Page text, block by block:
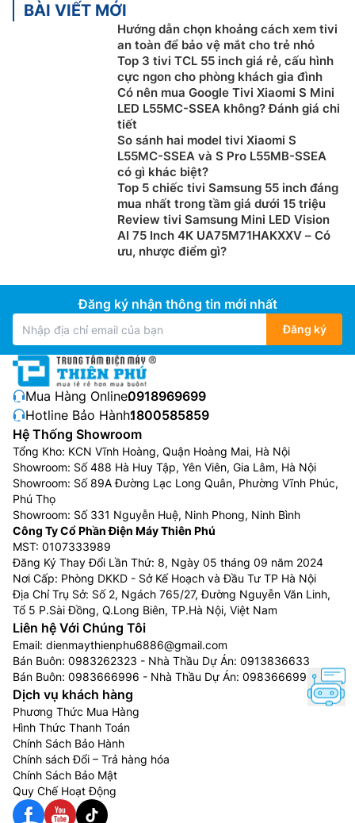
BÀI VIẾT MỚI
Hướng dẫn chọn khoảng cách xem tivi
an toàn để bảo vệ mắt cho trẻ nhỏ
Top 3 tivi TCL 55 inch giá rẻ, cấu hình
cực ngon cho phòng khách gia đình
Có nên mua Google Tivi Xiaomi S Mini
LED L55MC-SSEA không? Đánh giá chi
tiết
So sánh hai model tivi Xiaomi S
L55MC-SSEA và S Pro L55MB-SSEA
có gì khác biệt?
Top 5 chiếc tivi Samsung 55 inch đáng
mua nhất trong tầm giá dưới 15 triệu
Review tivi Samsung Mini LED Vision
AI 75 Inch 4K UA75M71HAKXXV – Có
ưu, nhược điểm gì?
Đăng ký nhận thông tin mới nhất
Đăng ký
Mua Hàng Online:0918969699
Hotline Bảo Hành:1800585859
Hệ Thống Showroom
Tổng Kho: KCN Vĩnh Hoàng, Quận Hoàng Mai, Hà Nội
Showroom: Số 488 Hà Huy Tập, Yên Viên, Gia Lâm, Hà Nội
Showroom: Số 89A Đường Lạc Long Quân, Phường Vĩnh Phúc,
Phú Thọ
Showroom: Số 331 Nguyễn Huệ, Ninh Phong, Ninh Bình
Công Ty Cổ Phần Điện Máy Thiên Phú
MST: 0107333989
Đăng Ký Thay Đổi Lần Thứ: 8, Ngày 05 tháng 09 năm 2024
Nơi Cấp: Phòng DKKD - Sở Kế Hoạch và Đầu Tư TP Hà Nội
Địa Chỉ Trụ Sở: Số 2, Ngách 765/27, Đường Nguyễn Văn Linh,
Tổ 5 P.Sài Đồng, Q.Long Biên, TP.Hà Nội, Việt Nam
Liên hệ Với Chúng Tôi
Email: dienmaythienphu6886@gmail.com
Bán Buôn: 0983262323 - Nhà Thầu Dự Án: 0913836633
Bán Buôn: 0983666996 - Nhà Thầu Dự Án: 0983666996
Dịch vụ khách hàng
Phương Thức Mua Hàng
Hình Thức Thanh Toán
Chính Sách Bảo Hành
Chính sách Đổi – Trả hàng hóa
Chính Sách Bảo Mật
Quy Chế Hoạt Động